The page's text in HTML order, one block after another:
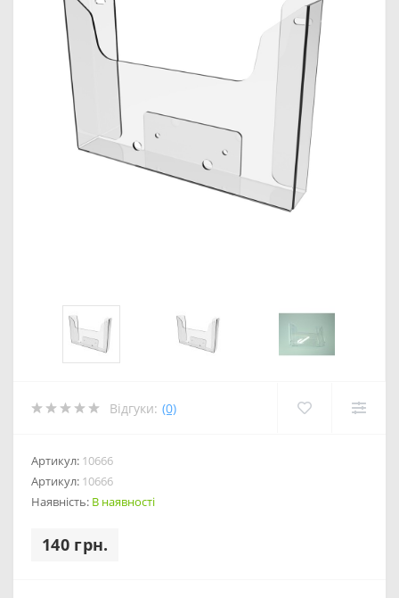
Відгуки: (0)
Артикул: 10666
Артикул: 10666
Наявність: В наявності
140 грн.